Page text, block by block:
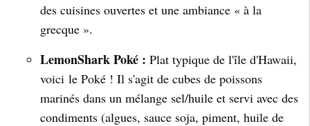
des cuisines ouvertes et une ambiance « à la
grecque ».
LemonShark Poké : Plat typique de l'île d'Hawaii,
voici le Poké ! Il s'agit de cubes de poissons
marinés dans un mélange sel/huile et servi avec des
condiments (algues, sauce soja, piment, huile de